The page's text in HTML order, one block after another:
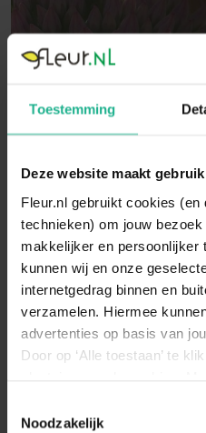
Toestemming
Deze website maakt
Fleur.nl gebruikt cookies
technieken) om jouw
makkelijker en persoonlijker
kunnen wij en onze
internetgedrag binnen en
verzamelen. Hiermee
advertenties op basis van
Door op ‘Alle toestaan’ te
decookieverklaring op
Noodzakelijk
Sedum verzorging
Sedum water geven
De Sedum kun je zien als
erg weinig water nodig en
Je kunt de plant eens in